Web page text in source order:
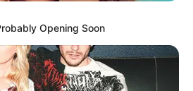
Opening Soon